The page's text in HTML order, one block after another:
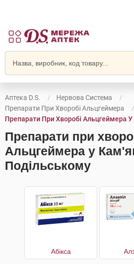
Аптека D.S.
Нервова Система
Препарати При Хворобі Альцгеймера
Препарати При Хворобі Альцгеймера
Препарати при
Альцгеймера у
Подільському
Абікса